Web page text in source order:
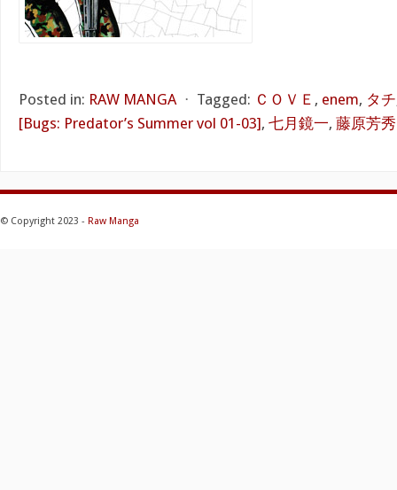
Posted in: RAW MANGA ⋅ Tagged: ＣＯＶＥ , enem, タチ
[Bugs: Predator’s Summer vol 01-03], 七月鏡一, 藤原芳秀
© Copyright 2023 - Raw Manga